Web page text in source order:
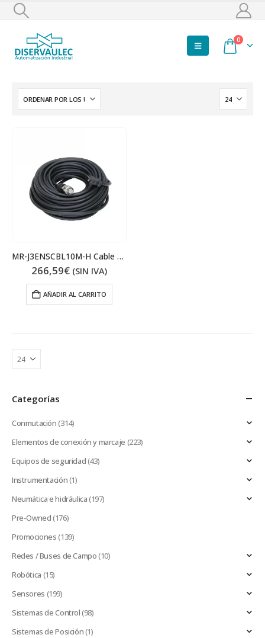
0
MR-J3ENSCBL10M-H Cable encoder
266,59€ (SIN IVA)
AÑADIR AL CARRITO
Categorías
Conmutación(314)
Elementos de conexión y marcaje (223)
Equipos de seguridad(43)
Instrumentación(1)
Neumática e hidráulica(197)
Pre-Owned(176)
Promociones(139)
Redes / Buses de Campo(10)
Robótica (15)
Sensores (199)
Sistemas de Control(98)
Sistemas de Posición(1)